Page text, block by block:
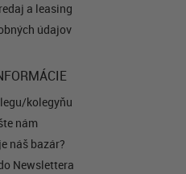
a leasing
údajov
kolegyňu
nám
náš bazár?
Newslettera